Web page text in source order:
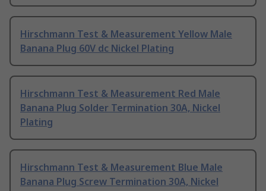
Hirschmann Test & Measurement Yellow Male
Banana Plug 60V dc Nickel Plating
Hirschmann Test & Measurement Red Male
Banana Plug Solder Termination 30A, Nickel
Plating
Hirschmann Test & Measurement Blue Male
Banana Plug Screw Termination 30A, Nickel